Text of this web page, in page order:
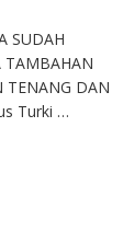
SUDAH
TAMBAHAN
TENANG DAN
Turki …